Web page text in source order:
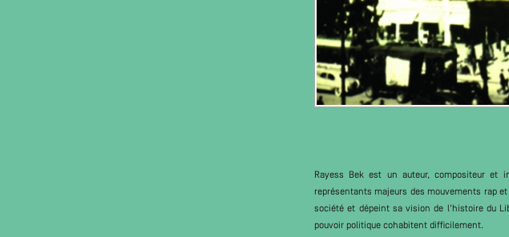
Rayess Bek est un auteur, compositeur et
représentants majeurs des mouvements rap
société et dépeint sa vision de l'histoire du
pouvoir politique cohabitent difficilement.